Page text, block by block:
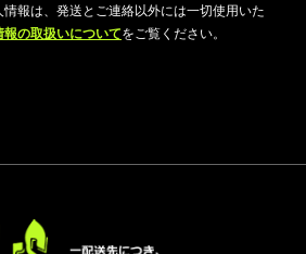
報は、発送とご連絡以外には一切使用いた
報の取扱いについてをご覧ください。